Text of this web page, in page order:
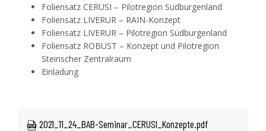
Foliensatz CERUSI – Pilotregion Südburgenland
Foliensatz LIVERUR – RAIN-Konzept
Foliensatz LIVERUR – Pilotregion Südburgenland
Foliensatz ROBUST – Konzept und Pilotregion
Steirischer Zentralraum
Einladung
2021_11_24_BAB-Seminar_CERUSI_Konzepte.pdf